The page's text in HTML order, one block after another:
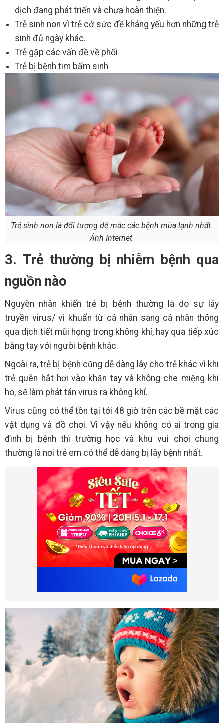
dịch đang phát triển và chưa hoàn thiện.
Trẻ sinh non vì trẻ cớ sức đề kháng yếu hơn những trẻ
sinh đủ ngày khác.
Trẻ gặp các vấn đề về phổi
Trẻ bị bệnh tim bẩm sinh
Trẻ sinh non là đối tượng dễ mắc các bệnh mùa lạnh nhất.
Ảnh Internet
3. Trẻ thường bị nhiễm bệnh qua
nguồn nào
Nguyên nhân khiến trẻ bị bệnh thường là do sự lây
truyền virus/ vi khuẩn từ cá nhân sang cá nhân thông
qua dịch tiết mũi họng trong không khí, hay qua tiếp xúc
bằng tay với người bệnh khác.
Ngoài ra, trẻ bị bệnh cũng dễ dàng lây cho trẻ khác vì khi
trẻ quên hắt hơi vào khăn tay và không che miệng khi
ho, sẽ làm phát tán virus ra không khí.
Virus cũng có thể tồn tại tới 48 giờ trên các bề mặt các
vật dụng và đồ chơi. Vì vậy nếu không có ai trong gia
đình bị bệnh thì trường học và khu vui chơi chung
thường là nơi trẻ em có thể dễ dàng bị lây bệnh nhất.